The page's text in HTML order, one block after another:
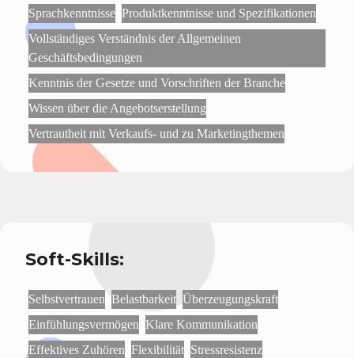
Sprachkenntnisse Produktkenntnisse und Spezifikationen
Vollständiges Verständnis der Allgemeinen
Geschäftsbedingungen
Kenntnis der Gesetze und Vorschriften der Branche
Wissen über die Angebotserstellung
Vertrautheit mit Verkaufs- und zu Marketingthemen
Soft-Skills:
Selbstvertrauen Belastbarkeit Überzeugungskraft
Einfühlungsvermögen Klare Kommunikation
Effektives Zuhören Flexibilität Stressresistenz